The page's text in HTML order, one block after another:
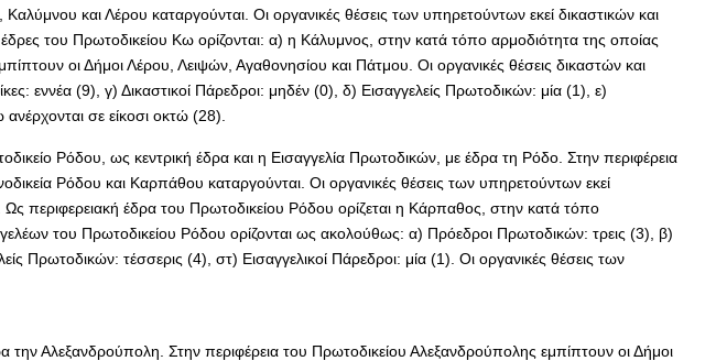
και Λέρου καταργούνται. Οι οργανικές θέσεις των υπηρετούντων εκεί δικαστικών και
του Πρωτοδικείου Κω ορίζονται: α) η Κάλυμνος, στην κατά τόπο αρμοδιότητα της οποίας
οι Δήμοι Λέρου, Λειψών, Αγαθονησίου και Πάτμου. Οι οργανικές θέσεις δικαστών και
εννέα (9), γ) Δικαστικοί Πάρεδροι: μηδέν (0), δ) Εισαγγελείς Πρωτοδικών: μία (1), ε)
σε είκοσι οκτώ (28).
Ρόδου, ως κεντρική έδρα και η Εισαγγελία Πρωτοδικών, με έδρα τη Ρόδο. Στην περιφέρεια
Ρόδου και Καρπάθου καταργούνται. Οι οργανικές θέσεις των υπηρετούντων εκεί
περιφερειακή έδρα του Πρωτοδικείου Ρόδου ορίζεται η Κάρπαθος, στην κατά τόπο
του Πρωτοδικείου Ρόδου ορίζονται ως ακολούθως: α) Πρόεδροι Πρωτοδικών: τρεις (3), β)
Πρωτοδικών: τέσσερις (4), στ) Εισαγγελικοί Πάρεδροι: μία (1). Οι οργανικές θέσεις των
Αλεξανδρούπολη. Στην περιφέρεια του Πρωτοδικείου Αλεξανδρούπολης εμπίπτουν οι Δήμοι